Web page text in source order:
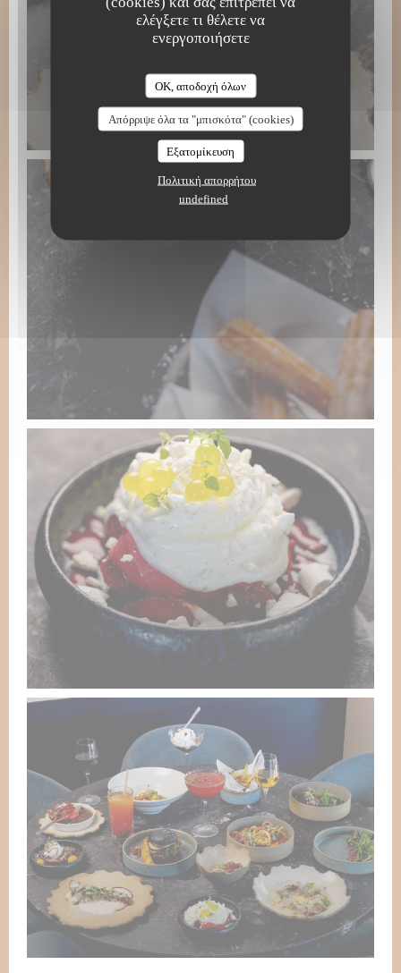
ελέγξετε τι θέλετε να
ενεργοποιήσετε
OK, αποδοχή όλων
Απόρριψε όλα τα "μπισκότα" (cookies)
Εξατομίκευση
Πολιτική απορρήτου
undefined